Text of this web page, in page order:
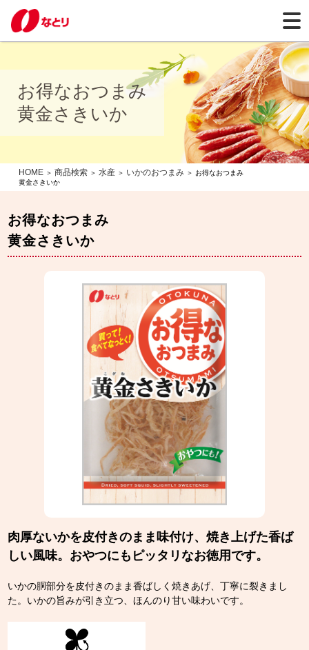
お得なおつまみ
黄金さきいか
HOME ＞ 商品検索＞ 水産＞ いかのおつまみ＞ お得なおつまみ
黄金さきいか
お得なおつまみ
黄金さきいか
肉厚ないかを皮付きのまま味付け、焼き上げた香ば
しい風味。おやつにもピッタリなお徳用です。
いかの胴部分を皮付きのまま香ばしく焼きあげ、丁寧に裂きまし
た。いかの旨みが引き立つ、ほんのり甘い味わいです。